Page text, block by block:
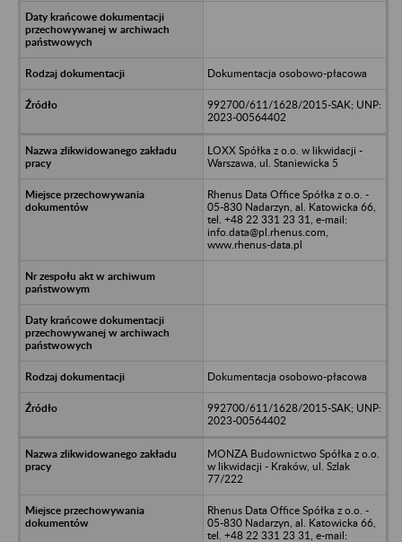
Dokumentacja osobowo-płacowa
992700/611/1628/2015-SAK; UNP:
2023-00564402
LOXX Spółka z o.o. w likwidacji -
Warszawa, ul. Staniewicka 5
Rhenus Data Office Spółka z o.o. -
05-830 Nadarzyn, al. Katowicka 66,
tel. +48 22 331 23 31, e-mail:
info.data@pl.rhenus.com,
www.rhenus-data.pl
Dokumentacja osobowo-płacowa
992700/611/1628/2015-SAK; UNP:
2023-00564402
MONZA Budownictwo Spółka z o.o.
w likwidacji - Kraków, ul. Szlak
77/222
Rhenus Data Office Spółka z o.o. -
05-830 Nadarzyn, al. Katowicka 66,
tel. +48 22 331 23 31, e-mail: